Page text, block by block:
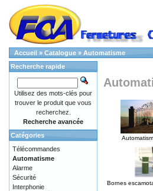
Accueil » Catalogue » Automatisme
Bornes
Recherche rapide
Utilisez des mots-clés pour
trouver le produit que vous
recherchez.
Recherche avancée
Catégories
Télécommandes
Automatisme
Alarme
Sécurité
Interphonie